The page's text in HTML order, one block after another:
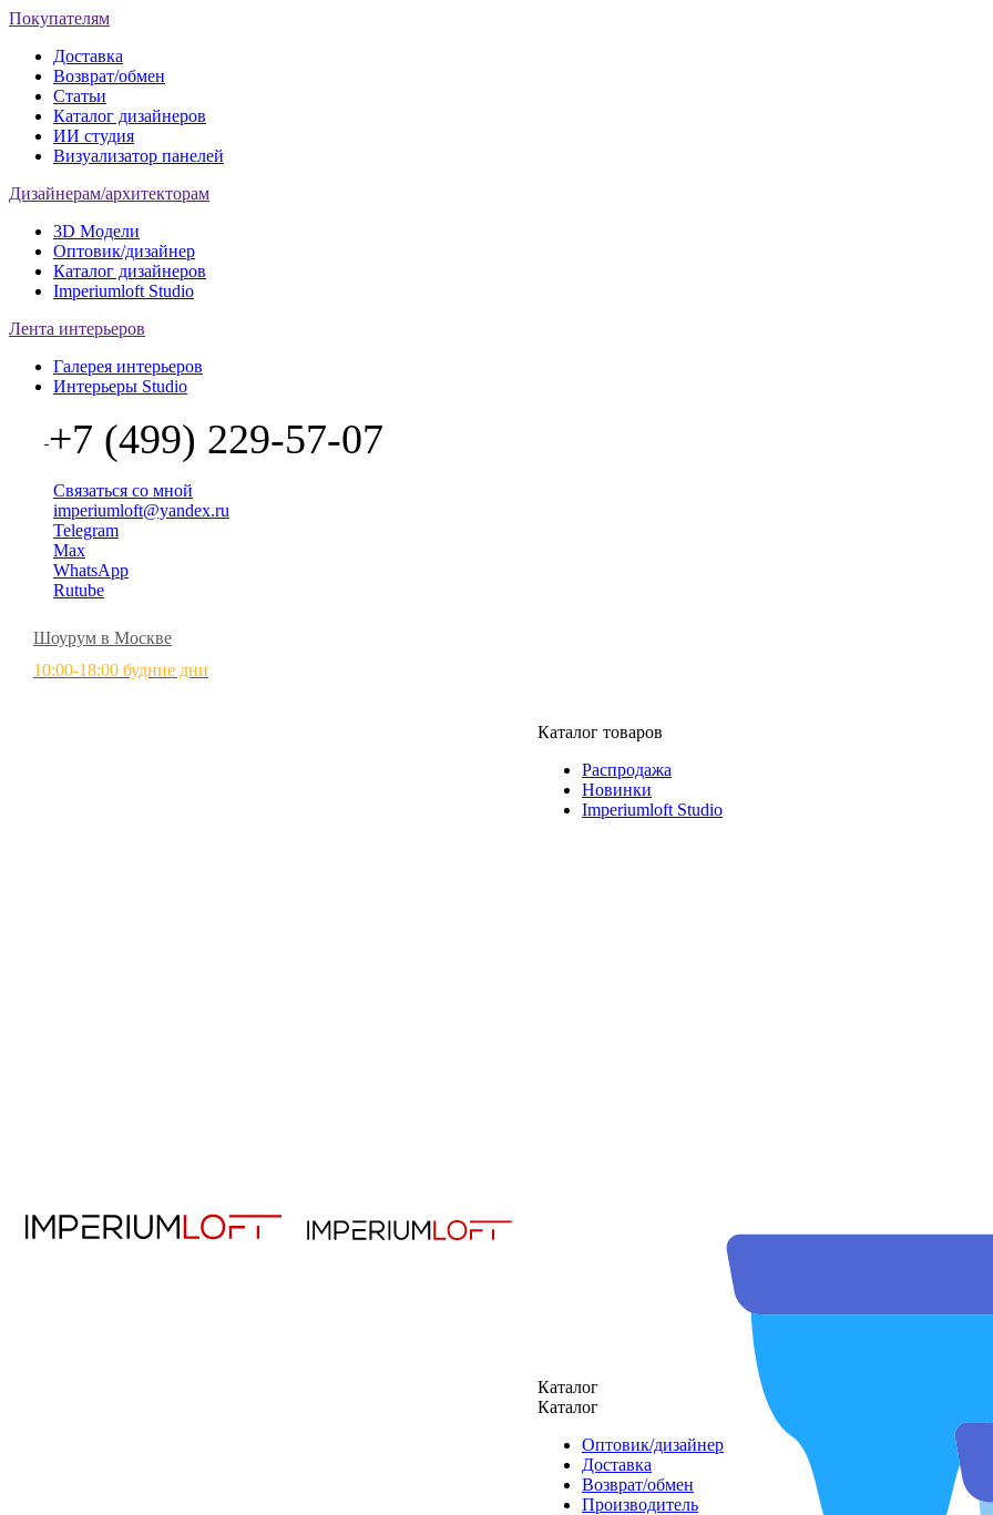
Покупателям
Доставка
Возврат/обмен
Статьи
Каталог дизайнеров
ИИ студия
Визуализатор панелей
Дизайнерам/архитекторам
3D Модели
Оптовик/дизайнер
Каталог дизайнеров
Imperiumloft Studio
Лента интерьеров
Галерея интерьеров
Интерьеры Studio
+7 (499) 229-57-07
Связаться со мной
imperiumloft@yandex.ru
Telegram
Max
WhatsApp
Rutube
Шоурум в Москве
10:00-18:00 будние дни
Каталог товаров
Распродажа
Новинки
Imperiumloft Studio
Каталог
Каталог
Оптовик/дизайнер
Доставка
Возврат/обмен
Производитель